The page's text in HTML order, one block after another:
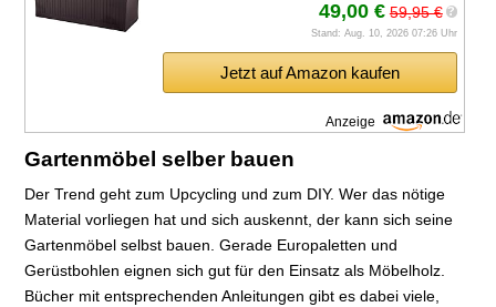
49,00 € 59,95 € ?
Stand: Aug. 10, 2026 07:26 Uhr
Jetzt auf Amazon kaufen
Anzeige
Gartenmöbel selber bauen
Der Trend geht zum Upcycling und zum DIY. Wer das nötige
Material vorliegen hat und sich auskennt, der kann sich seine
Gartenmöbel selbst bauen. Gerade Europaletten und
Gerüstbohlen eignen sich gut für den Einsatz als Möbelholz.
Bücher mit entsprechenden Anleitungen gibt es dabei viele,